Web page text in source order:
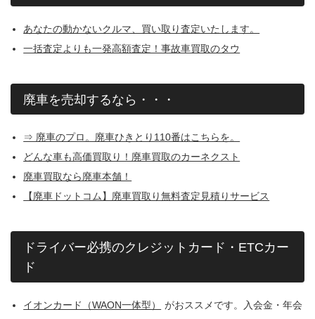
あなたの動かないクルマ、買い取り査定いたします。
一括査定よりも一発高額査定！事故車買取のタウ
廃車を売却するなら・・・
⇒ 廃車のプロ。廃車ひきとり110番はこちらを。
どんな車も高価買取り！廃車買取のカーネクスト
廃車買取なら廃車本舗！
【廃車ドットコム】廃車買取り無料査定見積りサービス
ドライバー必携のクレジットカード・ETCカー
ド
イオンカード（WAON一体型）
がおススメです。入会金・年会